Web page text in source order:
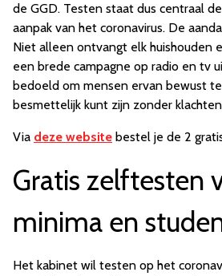
de GGD. Testen staat dus centraal
aanpak van het coronavirus. De
Niet alleen ontvangt elk huishouden
een brede campagne op radio en tv
bedoeld om mensen ervan bewust
besmettelijk kunt zijn zonder
Via deze website bestel je de 2
Gratis zelftesten
minima en
Het kabinet wil testen op het